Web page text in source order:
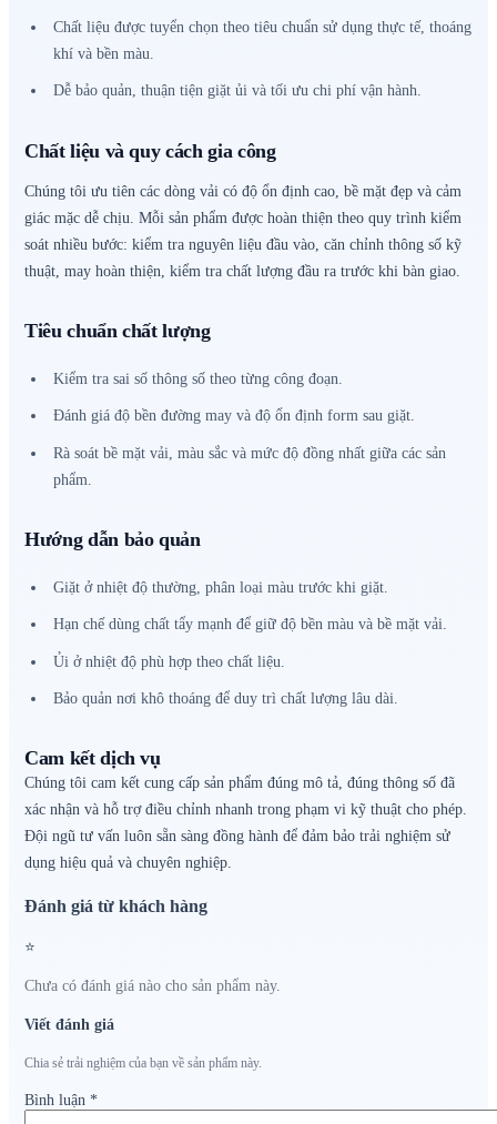
Chất liệu được tuyển chọn theo tiêu chuẩn sử dụng thực tế, thoáng
khí và bền màu.
Dễ bảo quản, thuận tiện giặt ủi và tối ưu chi phí vận hành.
Chất liệu và quy cách gia công
Chúng tôi ưu tiên các dòng vải có độ ổn định cao, bề mặt đẹp và cảm
giác mặc dễ chịu. Mỗi sản phẩm được hoàn thiện theo quy trình kiểm
soát nhiều bước: kiểm tra nguyên liệu đầu vào, căn chỉnh thông số kỹ
thuật, may hoàn thiện, kiểm tra chất lượng đầu ra trước khi bàn giao.
Tiêu chuẩn chất lượng
Kiểm tra sai số thông số theo từng công đoạn.
Đánh giá độ bền đường may và độ ổn định form sau giặt.
Rà soát bề mặt vải, màu sắc và mức độ đồng nhất giữa các sản
phẩm.
Hướng dẫn bảo quản
Giặt ở nhiệt độ thường, phân loại màu trước khi giặt.
Hạn chế dùng chất tẩy mạnh để giữ độ bền màu và bề mặt vải.
Ủi ở nhiệt độ phù hợp theo chất liệu.
Bảo quản nơi khô thoáng để duy trì chất lượng lâu dài.
Cam kết dịch vụ
Chúng tôi cam kết cung cấp sản phẩm đúng mô tả, đúng thông số đã
xác nhận và hỗ trợ điều chỉnh nhanh trong phạm vi kỹ thuật cho phép.
Đội ngũ tư vấn luôn sẵn sàng đồng hành để đảm bảo trải nghiệm sử
dụng hiệu quả và chuyên nghiệp.
Đánh giá từ khách hàng
⭐
Chưa có đánh giá nào cho sản phẩm này.
Viết đánh giá
Chia sẻ trải nghiệm của bạn về sản phẩm này.
Bình luận *